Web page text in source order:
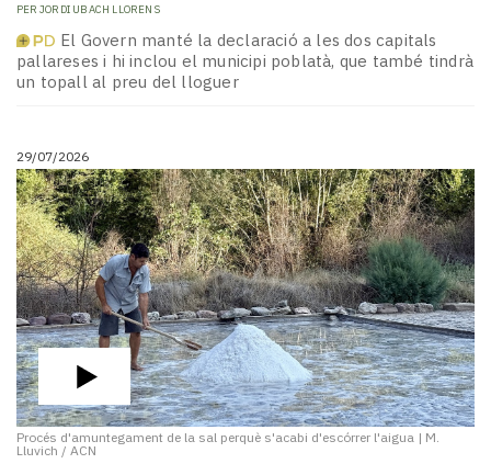
PER JORDI UBACH LLORENS
El Govern manté la declaració a les dos capitals
pallareses i hi inclou el municipi poblatà, que també tindrà
un topall al preu del lloguer
29/07/2026
Procés d'amuntegament de la sal perquè s'acabi d'escórrer l'aigua | M.
Lluvich / ACN